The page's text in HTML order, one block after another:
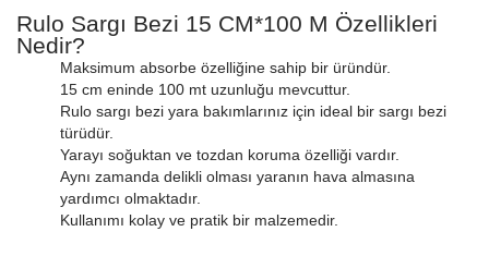
Rulo Sargı Bezi 15 CM*100 M Özellikleri
Nedir?
Maksimum absorbe özelliğine sahip bir üründür.
15 cm eninde 100 mt uzunluğu mevcuttur.
Rulo sargı bezi yara bakımlarınız için ideal bir sargı bezi
türüdür.
Yarayı soğuktan ve tozdan koruma özelliği vardır.
Aynı zamanda delikli olması yaranın hava almasına
yardımcı olmaktadır.
Kullanımı kolay ve pratik bir malzemedir.